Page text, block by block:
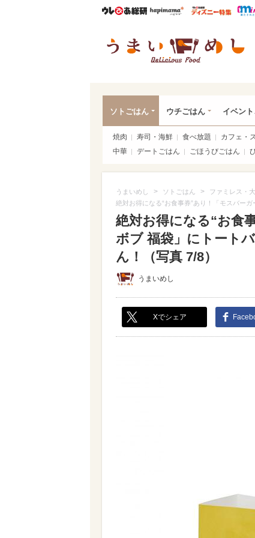
ウレぴあ総研ハピママ* ウ
ソトごはん ウチごはん イベン
焼肉 寿司・海鮮 食べ放題 カフェ・
中華
デートごはん ごほうびごはん
うまいめし > ソトごはん > ファミレス・
絶対お得になる“お食事券”あり！「モスバー
絶対お得になる“お食
ボブ 福袋」にトート
ん！（写真 7/8）
うまいめし
Xでシェア